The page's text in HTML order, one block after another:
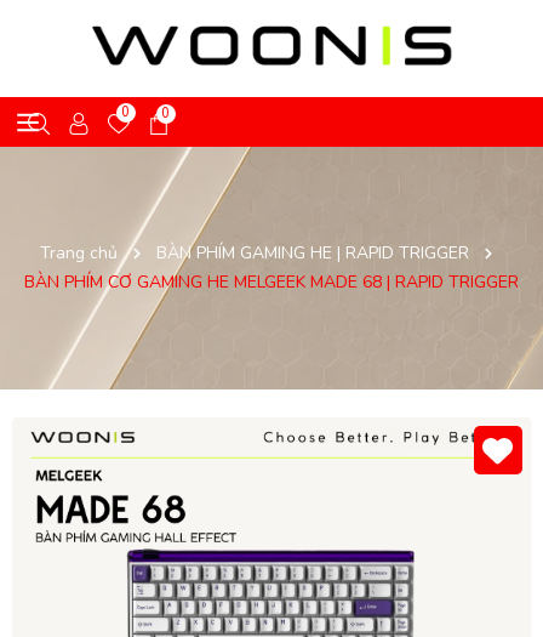
0 0
Trang chủ
BÀN PHÍM GAMING HE | RAPID TRIGGER
BÀN PHÍM CƠ GAMING HE MELGEEK MADE 68 | RAPID TRIGGER